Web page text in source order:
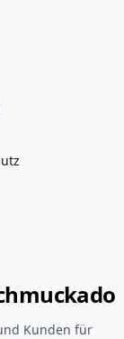
Kunden für